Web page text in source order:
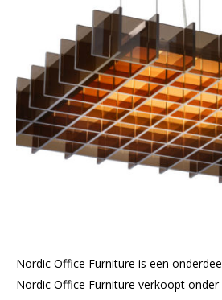
Nordic Office Furniture is een
Nordic Office Furniture verkoopt